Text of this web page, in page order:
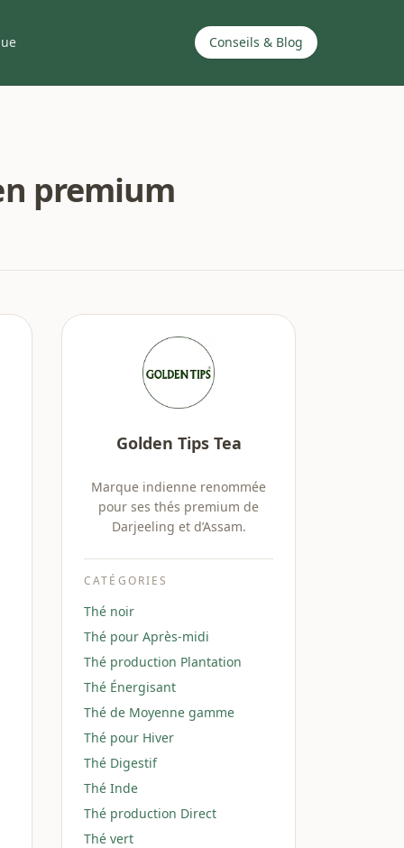
Conseils & Blog
premium
Golden Tips Tea
Marque indienne renommée
pour ses thés premium de
Darjeeling et d’Assam.
CATÉGORIES
Thé noir
Thé pour Après-midi
Thé production Plantation
Thé Énergisant
Thé de Moyenne gamme
Thé pour Hiver
Thé Digestif
Thé Inde
Thé production Direct
Thé vert